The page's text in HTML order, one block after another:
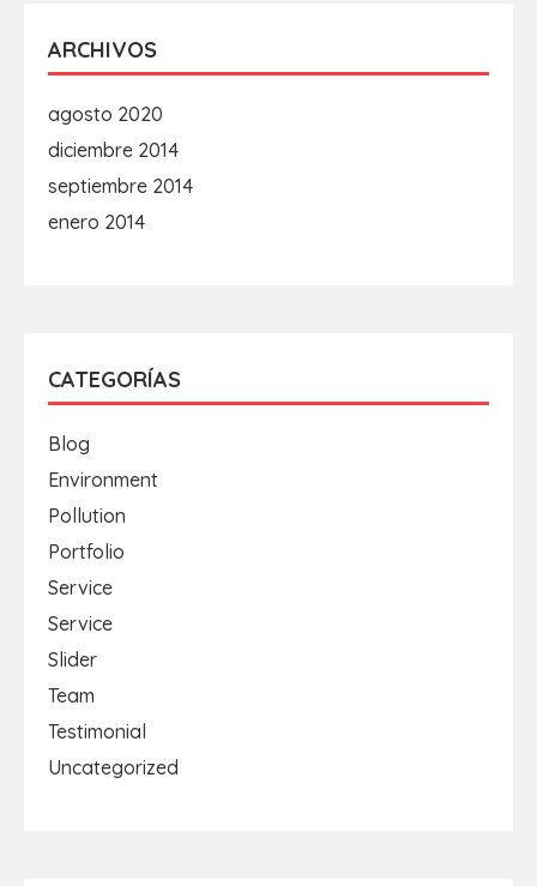
ARCHIVOS
agosto 2020
diciembre 2014
septiembre 2014
enero 2014
CATEGORÍAS
Blog
Environment
Pollution
Portfolio
Service
Service
Slider
Team
Testimonial
Uncategorized